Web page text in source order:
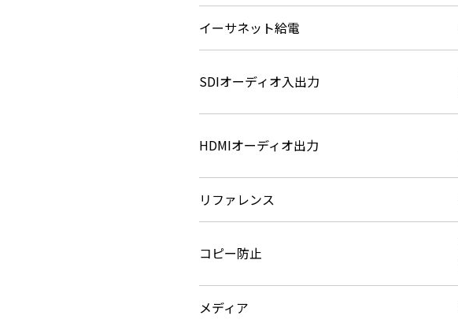
イーサネット給電
SDIオーディオ入出力
HDMIオーディオ出力
リファレンス
コピー防止
メディア